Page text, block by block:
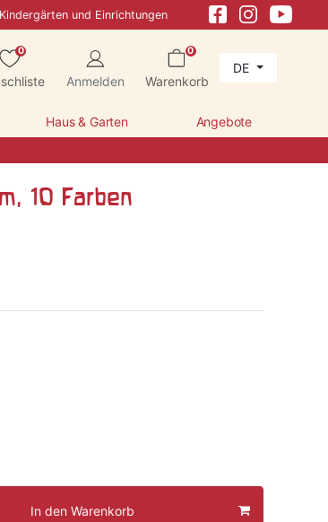
und Einrichtungen
0
Anmelden
0
Warenkorb
DE
Haus & Garten Angebote
10 Farben
In den Warenkorb